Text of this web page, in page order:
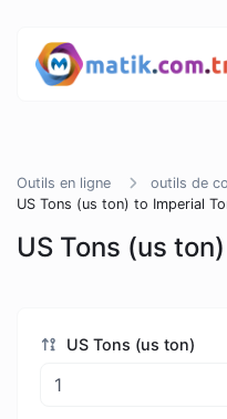
Outils en ligne
outils de
US Tons (us ton) to Imperial
US Tons (us ton)